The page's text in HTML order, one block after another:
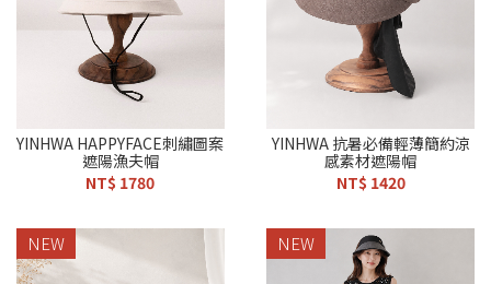
YINHWA HAPPYFACE刺繡圖案
遮陽漁夫帽
NT$ 1780
YINHWA 抗暑必備輕薄簡約涼
感素材遮陽帽
NT$ 1420
NEW NEW